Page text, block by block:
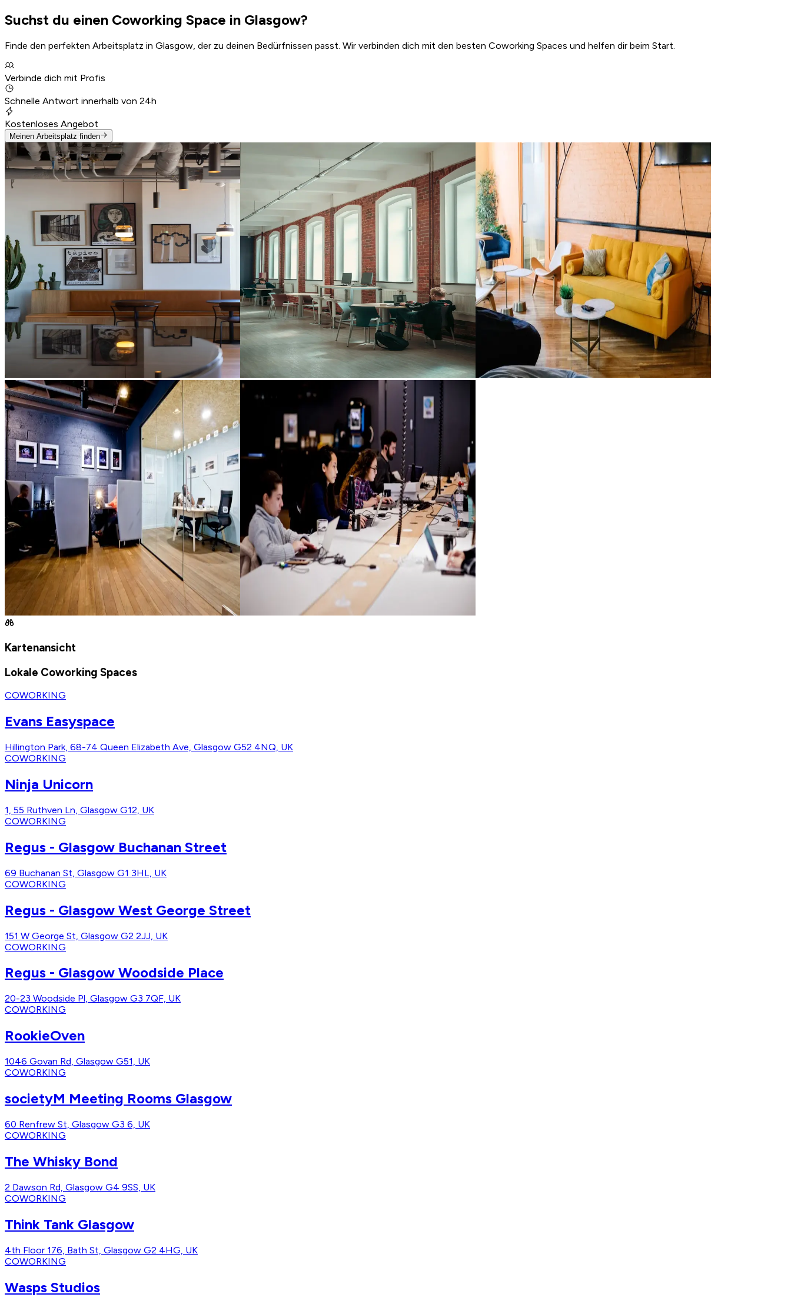
Suchst du einen Coworking Space in Glasgow?
Finde den perfekten Arbeitsplatz in Glasgow, der zu deinen Bedürfnissen passt. Wir verbinden dich mit den besten Coworking Spaces und helfen dir beim Start.
Verbinde dich mit Profis
Schnelle Antwort innerhalb von 24h
Kostenloses Angebot
Meinen Arbeitsplatz finden
Kartenansicht
Lokale Coworking Spaces
COWORKING
Evans Easyspace
Hillington Park, 68-74 Queen Elizabeth Ave, Glasgow G52 4NQ, UK
COWORKING
Ninja Unicorn
1, 55 Ruthven Ln, Glasgow G12, UK
COWORKING
Regus - Glasgow Buchanan Street
69 Buchanan St, Glasgow G1 3HL, UK
COWORKING
Regus - Glasgow West George Street
151 W George St, Glasgow G2 2JJ, UK
COWORKING
Regus - Glasgow Woodside Place
20-23 Woodside Pl, Glasgow G3 7QF, UK
COWORKING
RookieOven
1046 Govan Rd, Glasgow G51, UK
COWORKING
societyM Meeting Rooms Glasgow
60 Renfrew St, Glasgow G3 6, UK
COWORKING
The Whisky Bond
2 Dawson Rd, Glasgow G4 9SS, UK
COWORKING
Think Tank Glasgow
4th Floor 176, Bath St, Glasgow G2 4HG, UK
COWORKING
Wasps Studios